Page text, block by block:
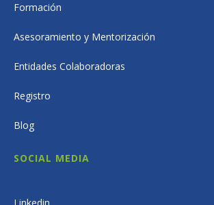
Formación
Asesoramiento y Mentorización
Entidades Colaboradoras
Registro
Blog
SOCIAL MEDIA